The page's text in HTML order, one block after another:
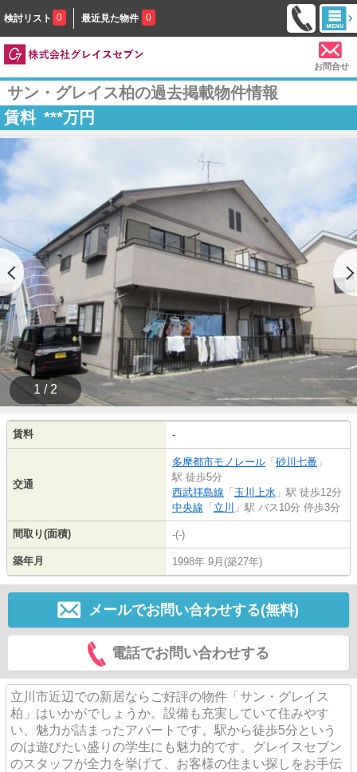
検討リスト 0 最近見た物件 0
お問合せ
サン・グレイス柏の過去掲載物件情報
賃料 ***万円
1 / 2
賃料 -
交通
多摩都市モノレール 「 砂川七番 」
駅 徒歩5分
西武拝島線 「 玉川上水 」駅 徒歩12分
中央線 「 立川 」駅 バス10分 停歩3分
間取り(面積) -(-)
築年月 1998年 9月(築27年)
メールでお問い合わせする(無料)
電話でお問い合わせする
立川市近辺での新居ならご好評の物件「サン・グレイス
柏」はいかがでしょうか。設備も充実していて住みやす
い、魅力が詰まったアパートです。駅から徒歩5分という
のは遊びたい盛りの学生にも魅力的です。グレイスセブン
のスタッフが全力を挙げて、お客様の住まい探しをお手伝